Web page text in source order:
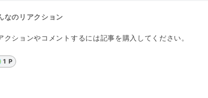
なのリアクション
クションやコメントするには記事を購入してください。
1 P